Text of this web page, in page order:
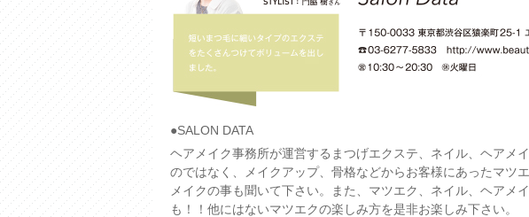
●SALON DATA
ヘアメイク事務所が運営するまつげエクステ、ネイル、ヘアメ
のではなく、メイクアップ、骨格などからお客様にあったマツ
メイクの事も聞いて下さい。また、マツエク、ネイル、ヘアメ
も！！他にはないマツエクの楽しみ方を是非お楽しみ下さい。